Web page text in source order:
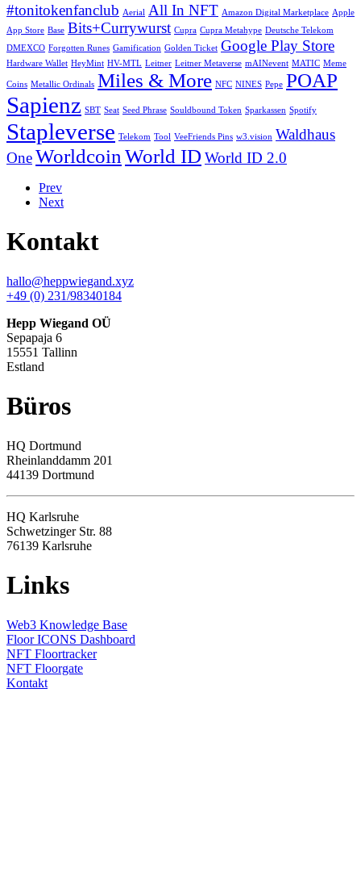
#tonitokenfanclub Aerial All In NFT Amazon Digital Marketplace Apple
App Store Base Bits+Currywurst Cupra Cupra Metahype Deutsche Telekom
DMEXCO Forgotten Runes Gamification Golden Ticket Google Play Store
Hardware Wallet HeyMint HV-MTL Leitner Leitner Metaverse mAINevent MATIC Meme
Coins Metallic Ordinals Miles & More NFC NINES Pepe POAP
Sapienz SBT Seat Seed Phrase Souldbound Token Sparkassen Spotify
Stapleverse Telekom Tool VeeFriends Pins w3.vision Waldhaus
OneWorldcoin World ID World ID 2.0
Prev
Next
Kontakt
hallo@heppwiegand.xyz
+49 (0) 231/98340184
Hepp Wiegand OÜ
Sepapaja 6
15551 Tallinn
Estland
Büros
HQ Dortmund
Rheinlanddamm 201
44139 Dortmund
HQ Karlsruhe
Schwetzinger Str. 88
76139 Karlsruhe
Links
Web3 Knowledge Base
Floor ICONS Dashboard
NFT Floortracker
NFT Floorgate
Kontakt